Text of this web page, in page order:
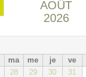
AOÛT
2026
ma me je ve
28 29 30 31